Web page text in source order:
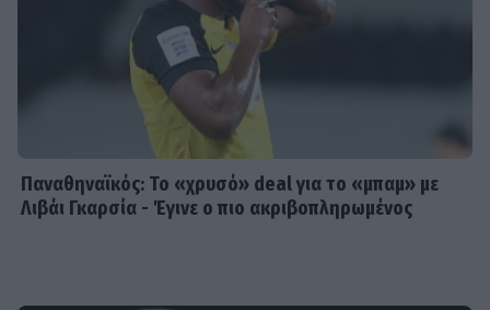
Παναθηναϊκός: Το «χρυσό» deal για το «μπαμ» με
Λιβάι Γκαρσία - Έγινε ο πιο ακριβοπληρωμένος